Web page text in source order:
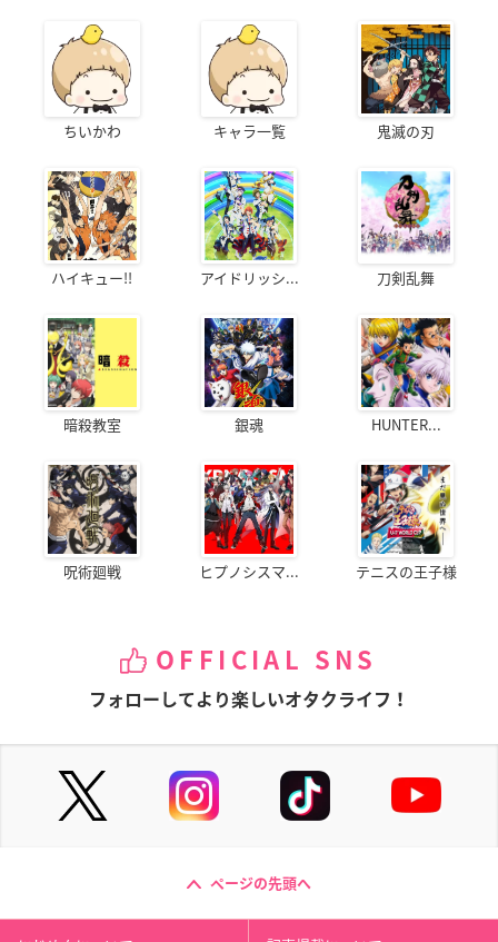
ちいかわ キャラ一覧 鬼滅の刃
ハイキュー!! アイドリッシ... 刀剣乱舞
暗殺教室 銀魂 HUNTER...
呪術廻戦 ヒプノシスマ... テニスの王子様
OFFICIAL SNS
フォローしてより楽しいオタクライフ！
ページの先頭へ